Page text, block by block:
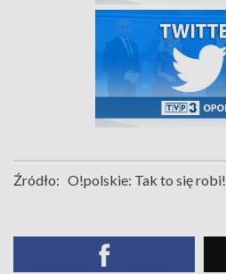
Źródło: O!polskie: Tak to się robi!